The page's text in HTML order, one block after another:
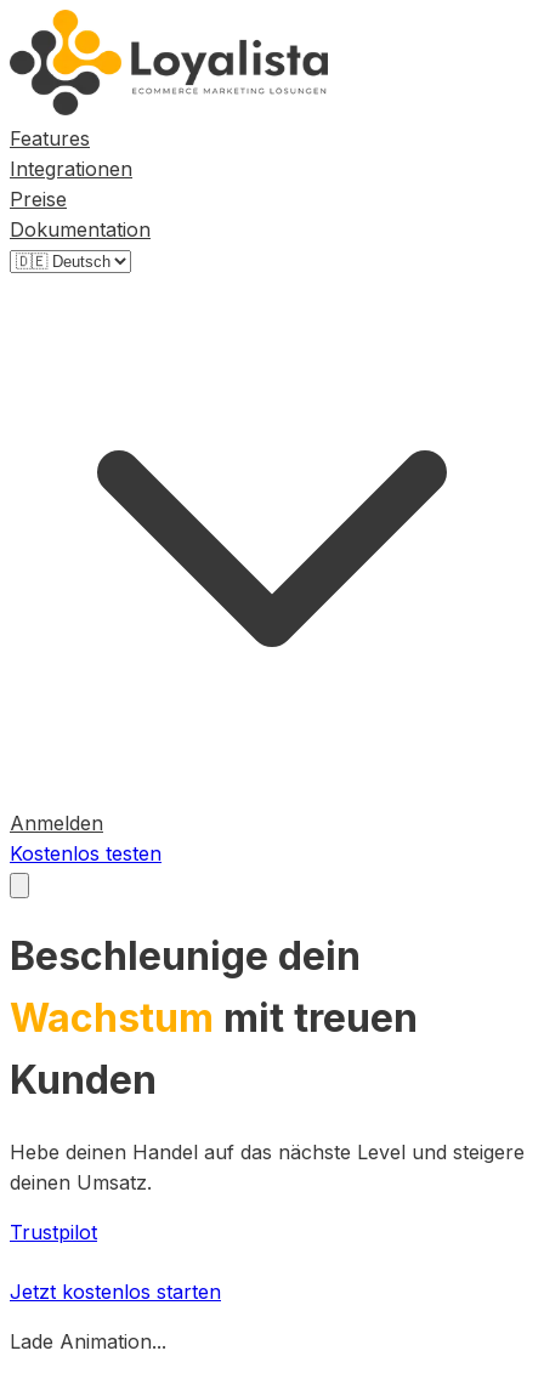
Features
Integrationen
Preise
Dokumentation
Anmelden
Kostenlos testen
Beschleunige dein
Wachstum mit treuen
Kunden
Hebe deinen Handel auf das nächste Level und steigere
deinen Umsatz.
Trustpilot
Jetzt kostenlos starten
Lade Animation...